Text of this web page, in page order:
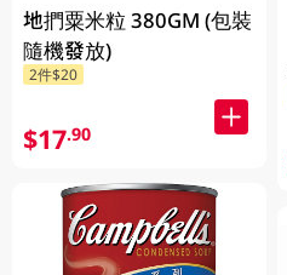
地捫粟米粒 380GM (包裝
隨機發放)
2件$20
$17.90